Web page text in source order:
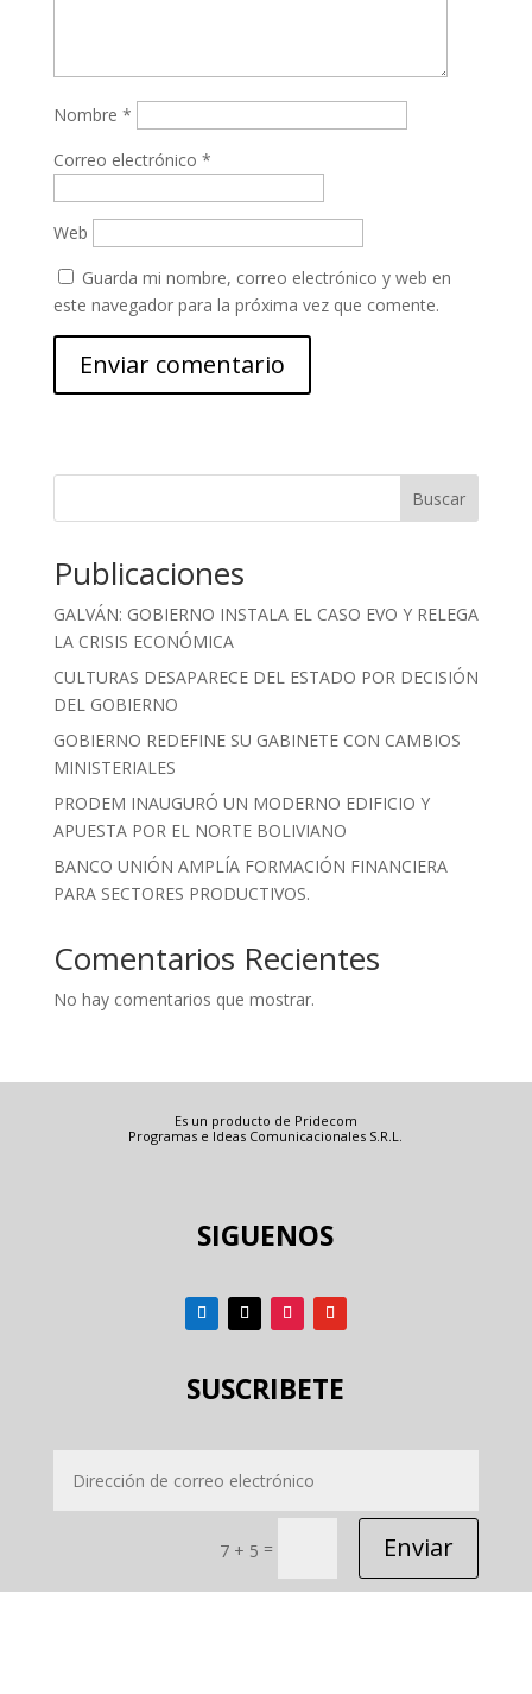
Nombre *
Correo electrónico *
Web
Guarda mi nombre, correo electrónico y web en
este navegador para la próxima vez que comente.
Buscar
Publicaciones
GALVÁN: GOBIERNO INSTALA EL CASO EVO Y RELEGA
LA CRISIS ECONÓMICA
CULTURAS DESAPARECE DEL ESTADO POR DECISIÓN
DEL GOBIERNO
GOBIERNO REDEFINE SU GABINETE CON CAMBIOS
MINISTERIALES
PRODEM INAUGURÓ UN MODERNO EDIFICIO Y
APUESTA POR EL NORTE BOLIVIANO
BANCO UNIÓN AMPLÍA FORMACIÓN FINANCIERA
PARA SECTORES PRODUCTIVOS.
Comentarios Recientes
No hay comentarios que mostrar.
Es un producto de Pridecom
Programas e Ideas Comunicacionales S.R.L.
SIGUENOS
SUSCRIBETE
7 + 5 = Enviar